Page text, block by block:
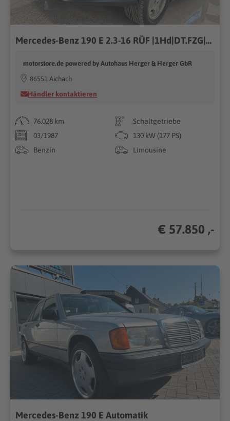
Mercedes-Benz 190 E 2.3-16 RÜF |1Hd|DT.FZG|LORINSER|ORIG.ZUSTA
motorstore.de powered by Autohaus Herger & Herger GbR
86551 Aichach
Händler kontaktieren
76.028 km
Schaltgetriebe
03/1987
130 kW (177 PS)
Benzin
Limousine
€ 57.850 ,-
Mercedes-Benz 190 E Automatik